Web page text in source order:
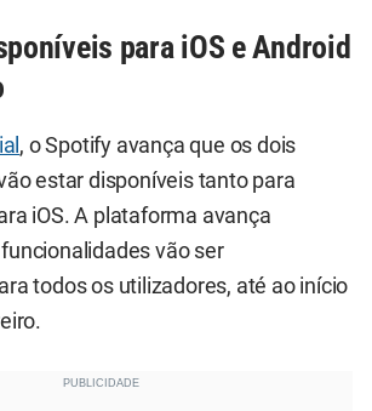
para iOS e Android
, o Spotify avança que os dois
estar disponíveis tanto para
iOS. A plataforma avança
vão ser
todos os utilizadores, até ao início